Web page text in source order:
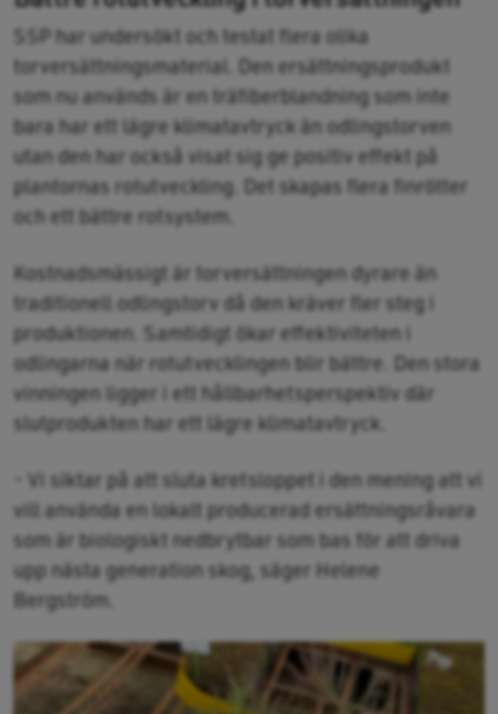
SSP har undersökt och testat flera olika
torversättningsmaterial. Den ersättningsprodukt
som nu används är en träfiberblandning som inte
bara har ett lägre klimatavtryck än odlingstorven
utan den har också visat sig ge positiv effekt på
plantornas rotutveckling. Det skapas flera finrötter
och ett bättre rotsystem.
Kostnadsmässigt är torversättningen dyrare än
traditionell odlingstorv då den kräver fler steg i
produktionen. Samtidigt ökar effektiviteten i
odlingarna när rotutvecklingen blir bättre. Den stora
vinningen ligger i ett hållbarhetsperspektiv där
slutprodukten har ett lägre klimatavtryck.
- Vi siktar på att sluta kretsloppet i den mening att vi
vill använda en lokalt producerad ersättningsråvara
som är biologiskt nedbrytbar som bas för att driva
upp nästa generation skog, säger Helene
Bergström.